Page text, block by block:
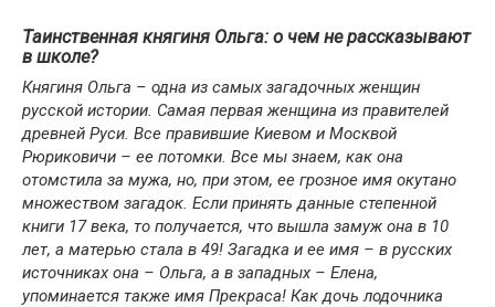
Таинственная княгиня Ольга: о чем не рассказывают
в школе?
Княгиня Ольга – одна из самых загадочных женщин
русской истории. Самая первая женщина из правителей
древней Руси. Все правившие Киевом и Москвой
Рюриковичи – ее потомки. Все мы знаем, как она
отомстила за мужа, но, при этом, ее грозное имя окутано
множеством загадок. Если принять данные степенной
книги 17 века, то получается, что вышла замуж она в 10
лет, а матерью стала в 49! Загадка и ее имя – в русских
источниках она – Ольга, а в западных – Елена,
упоминается также имя Прекраса! Как дочь лодочника